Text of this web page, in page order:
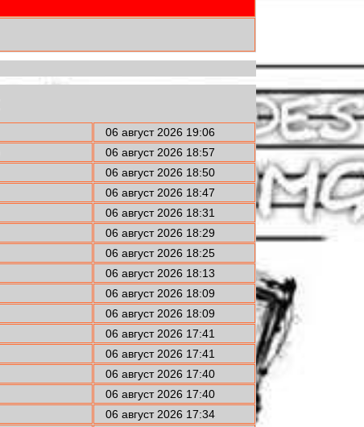
06 август 2026 19:06
06 август 2026 18:57
06 август 2026 18:50
06 август 2026 18:47
06 август 2026 18:31
06 август 2026 18:29
06 август 2026 18:25
06 август 2026 18:13
06 август 2026 18:09
06 август 2026 18:09
06 август 2026 17:41
06 август 2026 17:41
06 август 2026 17:40
06 август 2026 17:40
06 август 2026 17:34